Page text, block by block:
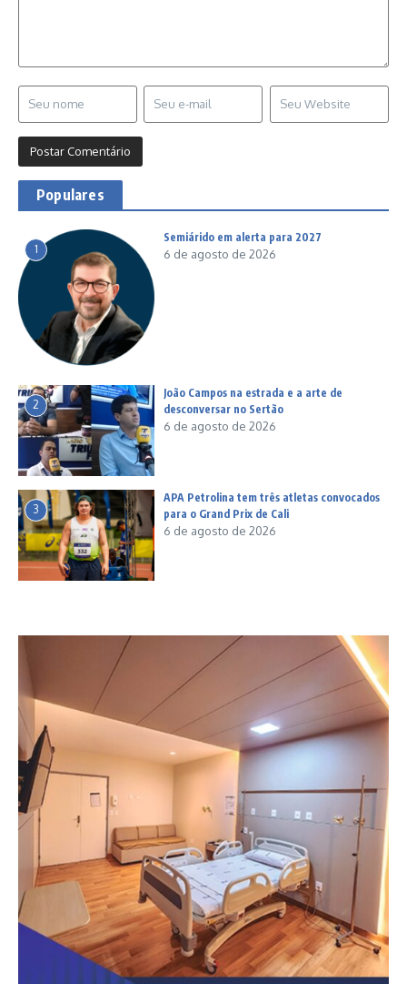
Populares
1
Semiárido em alerta para 2027
6 de agosto de 2026
2
João Campos na estrada e a arte de
desconversar no Sertão
6 de agosto de 2026
3
APA Petrolina tem três atletas convocados
para o Grand Prix de Cali
6 de agosto de 2026